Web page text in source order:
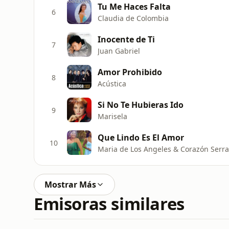
6 Tu Me Haces Falta
Claudia de Colombia
7 Inocente de Ti
Juan Gabriel
8 Amor Prohibido
Acústica
9 Si No Te Hubieras Ido
Marisela
10 Que Lindo Es El Amor
Maria de Los Angeles & Corazón
Mostrar Más
Emisoras similares